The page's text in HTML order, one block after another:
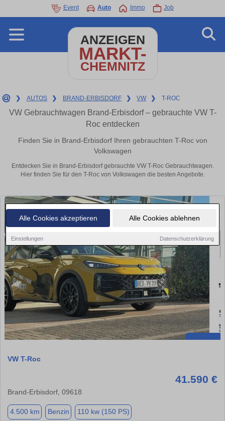
Alle Cookies akzeptieren Alle Cookies ablehnen
Einstellungen Datenschutzerklärung
Event Auto Immo Job
ANZEIGEN
MARKT-
CHEMNITZ
❯ AUTOS ❯ BRAND-ERBISDORF ❯ VW ❯ T-ROC
VW Gebrauchtwagen Brand-Erbisdorf – gebrauchte VW T-
Roc entdecken
Finden Sie in Brand-Erbisdorf Ihren gebrauchten T-Roc von
Volkswagen
Entdecken Sie in Brand-Erbisdorf gebrauchte VW T-Roc Gebrauchtwagen.
Hier finden Sie für den T-Roc von Volkswagen die besten Angebote.
VW T-Roc
41.590 €
Brand-Erbisdorf, 09618
4.500 km Benzin 110 kw (150 PS)